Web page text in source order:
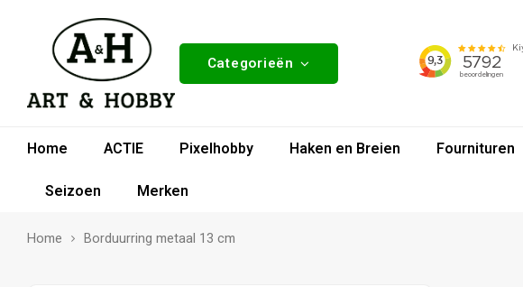
Categorieën
Home ACTIE Pixelhobby Haken en Breien Fournituren
Seizoen
Merken
Home Borduurring metaal 13 cm